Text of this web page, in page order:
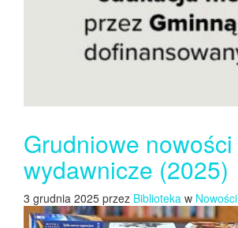
Grudniowe nowości
wydawnicze (2025)
3 grudnia 2025 przez Biblioteka w Nowości